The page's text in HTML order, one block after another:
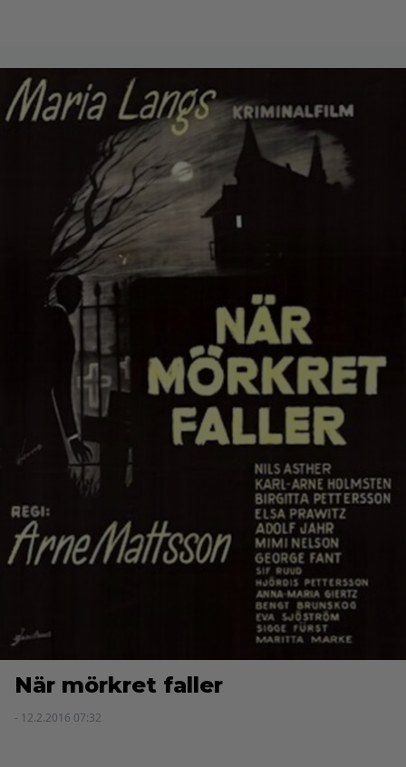
När mörkret faller
- 12.2.2016 07:32